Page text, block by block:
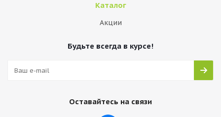
Каталог
Акции
Будьте всегда в курсе!
Оставайтесь на связи